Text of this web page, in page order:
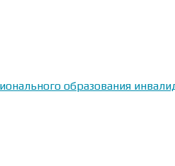
образования